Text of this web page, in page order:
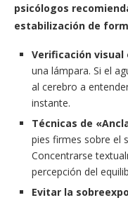
psicólogos
estabilización de
Verificación visual
una lámpara. Si el
al cerebro a
instante.
Técnicas de
pies firmes sobre el
Concentrarse
percepción del
Evitar la